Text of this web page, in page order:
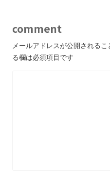
comment
メールアドレスが公開されるこ
る欄は必須項目です